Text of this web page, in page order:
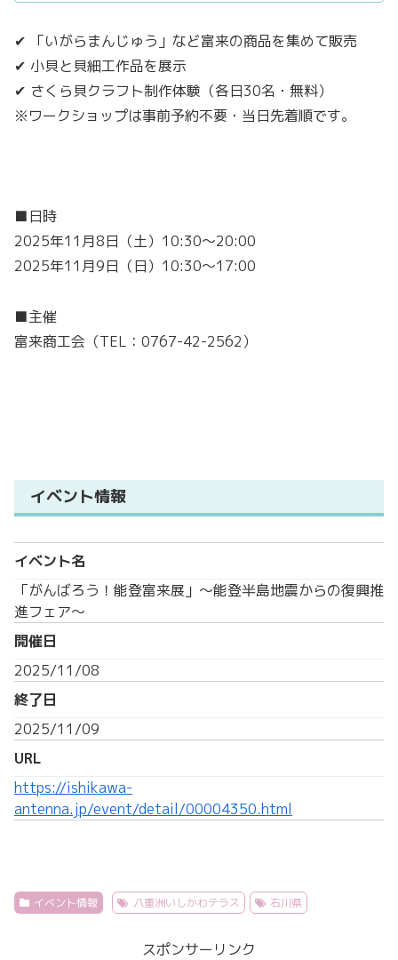
✔ 「いがらまんじゅう」など富来の商品を集めて販売
✔ 小貝と貝細工作品を展示
✔ さくら貝クラフト制作体験（各日30名・無料）
※ワークショップは事前予約不要・当日先着順です。
■日時
2025年11月8日（土）10:30〜20:00
2025年11月9日（日）10:30〜17:00
■主催
富来商工会（TEL：0767-42-2562）
イベント情報
イベント名
「がんばろう！能登富来展」～能登半島地震からの復興推
進フェア～
開催日
2025/11/08
終了日
2025/11/09
URL
https://ishikawa-
antenna.jp/event/detail/00004350.html
イベント情報 八重洲いしかわテラス 石川県
スポンサーリンク